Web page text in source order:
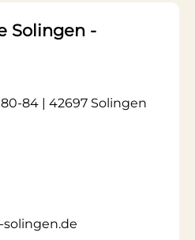
Solingen -
84 | 42697 Solingen
solingen.de